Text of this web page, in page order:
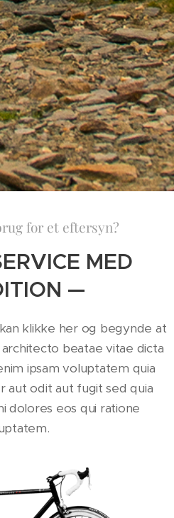
for et eftersyn?
MED
—
klikke her og begynde at
beatae vitae dicta
ipsam voluptatem quia
aut odit aut fugit sed quia
dolores eos qui ratione